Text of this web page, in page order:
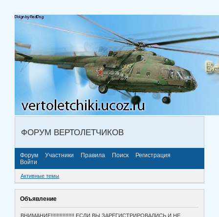
ФОРУМ ВЕРТОЛЕТЧИКОВ
Форум Участники Правила Поиск
Регистрация
Войти
Активные темы
Объявление
ВНИМАНИЕ!!!!!!!!!!!!!!!! ЕСЛИ ВЫ ЗАРЕГИСТРИРОВАЛИСЬ И НЕ